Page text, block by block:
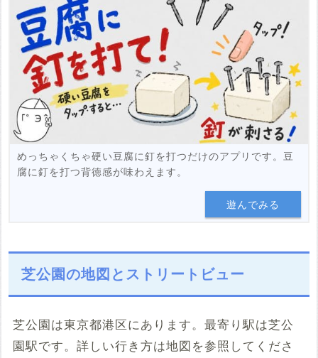
めっちゃくちゃ硬い豆腐に釘を打つだけのアプリです。豆
腐に釘を打つ背徳感が味わえます。
遊んでみる
芝公園の地図とストリートビュー
芝公園は東京都港区にあります。最寄り駅は芝公
園駅です。詳しい行き方は地図を参照してくださ